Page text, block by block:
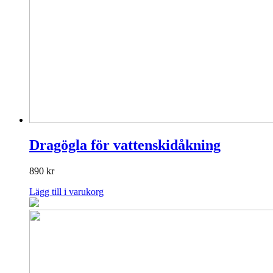
Dragögla för vattenskidåkning
890 kr
Lägg till i varukorg